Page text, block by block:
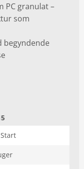
PC granulat –
som
begyndende